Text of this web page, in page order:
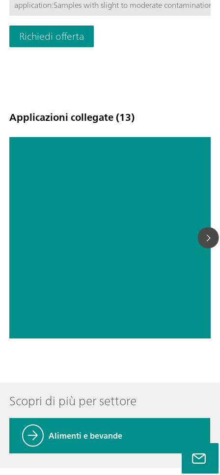
application:Samples with slight to moderate contamination
particles, algae, or bacteria; Drinking and surface water;
waste water; Schematic representation
Richiedi offerta
Applicazioni collegate (13)
Scopri di più per settore
Alimenti e bevande